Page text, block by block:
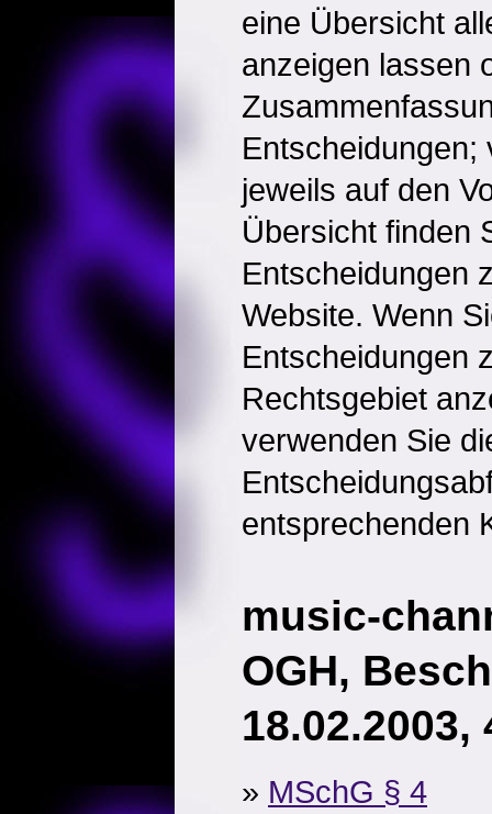
eine Übersicht
anzeigen lassen
Entscheidungen;
jeweils auf den
Übersicht finden
Entscheidungen
Website. Wenn
Entscheidungen
Rechtsgebiet
verwenden Sie
entsprechenden
music-
OGH,
18.02.2003,
» MSchG § 4